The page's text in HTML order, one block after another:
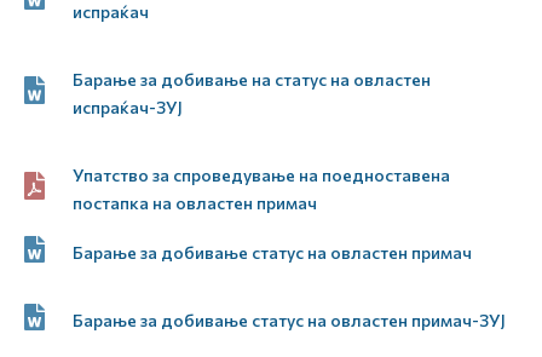
испраќач
Барање за добивање на статус на овластен
испраќач-ЗУЈ
Упатство за спроведување на поедноставена
постапка на овластен примач
Барање за добивање статус на овластен примач
Барање за добивање статус на овластен примач-ЗУЈ